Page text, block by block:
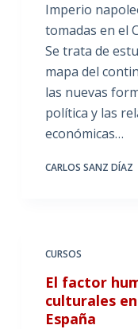
Imperio
tomadas en el
Se trata de
mapa del
las nuevas
política y las
económicas…
CARLOS SANZ DÍAZ
CURSOS
El factor
culturales
España